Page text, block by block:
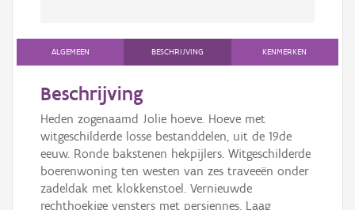
ALGEMEEN BESCHRIJVING KENMERKEN
Beschrijving
Heden zogenaamd Jolie hoeve. Hoeve met
witgeschilderde losse bestanddelen, uit de 19de
eeuw. Ronde bakstenen hekpijlers. Witgeschilderde
boerenwoning ten westen van zes traveeën onder
zadeldak met klokkenstoel. Vernieuwde
rechthoekige vensters met persiennes. Laag